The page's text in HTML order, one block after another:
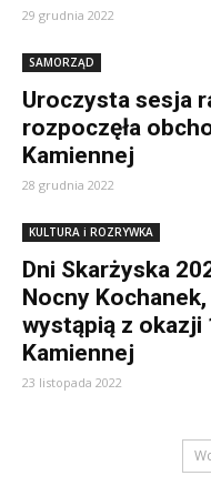
29 grudnia 2022
SAMORZĄD
Uroczysta sesja
rozpoczęła
Kamiennej
28 grudnia 2022
KULTURA i ROZRYWKA
Dni Skarżyska
Nocny
wystąpią z okazji
Kamiennej
23 listopada 2022